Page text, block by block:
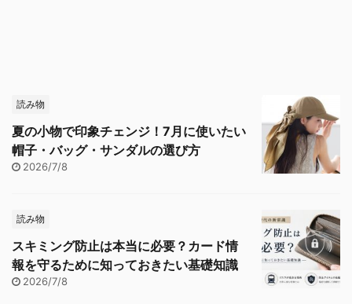
読み物
夏の小物で印象チェンジ！7月に使いたい
帽子・バッグ・サンダルの選び方
2026/7/8
読み物
スキミング防止は本当に必要？カード情
報を守るために知っておきたい基礎知識
2026/7/8